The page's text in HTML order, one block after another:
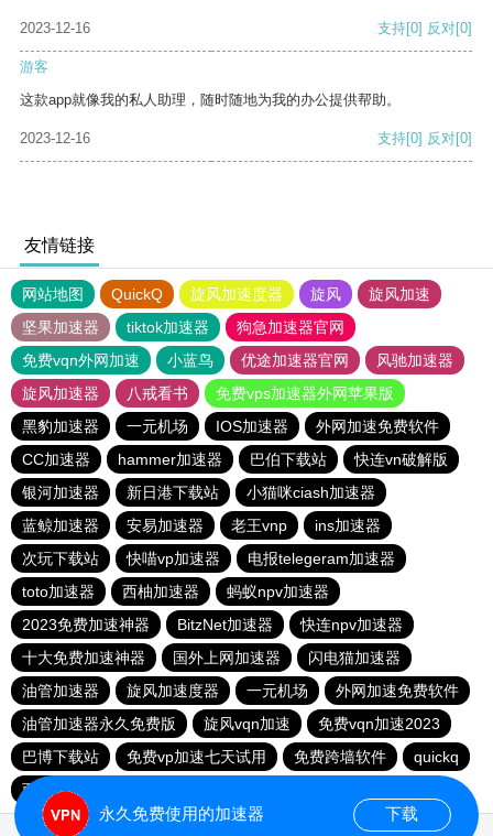
2023-12-16 支持[0] 反对[0]
游客
这款app就像我的私人助理，随时随地为我的办公提供帮助。
2023-12-16 支持[0] 反对[0]
友情链接
网站地图 QuickQ 旋风加速度器 旋风
旋风加速
坚果加速器
tiktok加速器
狗急加速器官网
免费vqn外网加速
小蓝鸟 优途加速器官网
风驰加速器
旋风加速器
八戒看书
免费vps加速器外网苹果版
黑豹加速器
一元机场 IOS加速器
外网加速免费软件
CC加速器
hammer加速器 巴伯下载站
快连vn破解版
银河加速器
新日港下载站
小猫咪ciash加速器
蓝鲸加速器
安易加速器 老王vnp
ins加速器
次玩下载站
快喵vp加速器
电报telegeram加速器
toto加速器
西柚加速器
蚂蚁npv加速器
2023免费加速神器
BitzNet加速器
快连npv加速器
十大免费加速神器
国外上网加速器
闪电猫加速器
油管加速器
旋风加速度器 一元机场
外网加速免费软件
油管加速器永久免费版
旋风vqn加速
免费vqn加速2023
巴博下载站
免费vp加速七天试用 免费跨墙软件
quickq
西柚加速器
永久免费使用的加速器 下载